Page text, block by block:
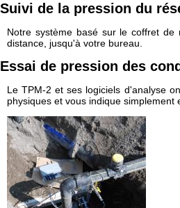
RESSOURCES
CONTACT
Suivez-
nous
sur
Linkedin
⦿ Nos activités pour l'Eau
⦿ Distribution/Sectorisation d'Eau
⦿ Lecture des compteurs d'Eau
⦿ Surveillance et pression du réseau
⦿ Production d'Eau
⦿ Nos activités pour le Gaz
⦿ Lecture des compteurs de Gaz
⦿ Surveillance du réseau du Gaz
⦿ Lecture des correcteurs de Gaz
⦿ Distribution de gaz
⦿ Mesure environnementale
⦿ Gestion des déchets
⦿ TRMC-5-K 4G
⦿ TRMC-1 wM-Bus OMS 4G
⦿ ... (plus)
⦿ Location / Rental Radar Vega
⦿ Rental TPM-1 Pressure Mobile
⦿ UNIX timestamp
⦿ XML
⦿ Outils de calcul
Suivi de la pression du
Notre système basé sur le coffret
distance, jusqu'à votre bureau.
Essai de pression des
Le TPM-2 et ses logiciels d'analyse
physiques et vous indique simplement